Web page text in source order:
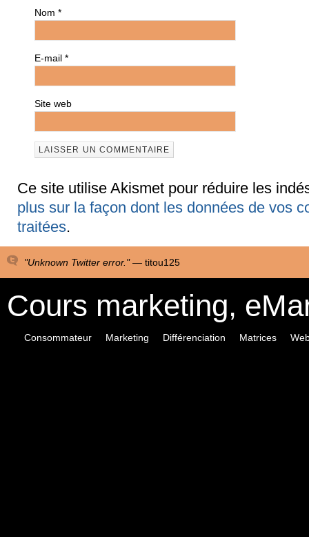
Nom *
E-mail *
Site web
Ce site utilise Akismet pour réduire les
plus sur la façon dont les données de vos
traitées.
"Unknown Twitter error." — titou125
Cours marketing,
Consommateur Marketing Différenciation Matrices